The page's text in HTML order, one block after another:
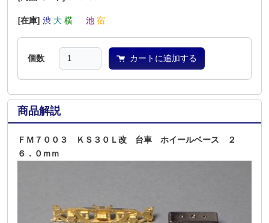
[在庫] 渋 大 横 池 宿
個数 カートに追加する
商品解説
ＦＭ７００３ ＫＳ３０Ｌ改 台車 ホイールベース ２
６．０ｍｍ